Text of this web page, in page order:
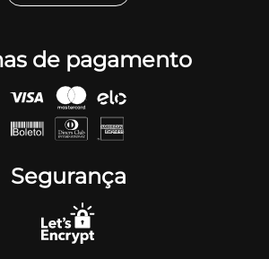
de pagamento
Segurança